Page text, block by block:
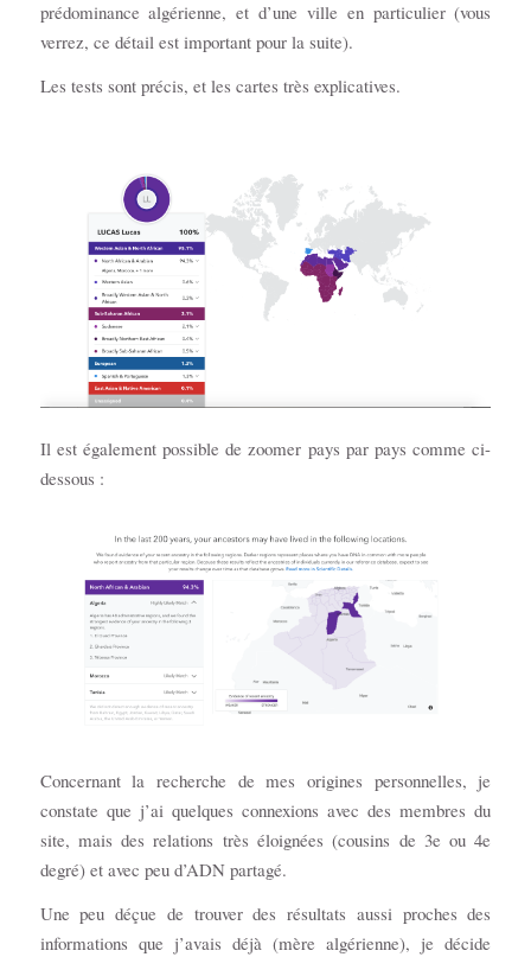
prédominance algérienne, et d’une ville en particulier (vous
verrez, ce détail est important pour la suite).
Les tests sont précis, et les cartes très explicatives.
Il est également possible de zoomer pays par pays comme ci-
dessous :
Concernant la recherche de mes origines personnelles, je
constate que j’ai quelques connexions avec des membres du
site, mais des relations très éloignées (cousins de 3e ou 4e
degré) et avec peu d’ADN partagé.
Une peu déçue de trouver des résultats aussi proches des
informations que j’avais déjà (mère algérienne), je décide